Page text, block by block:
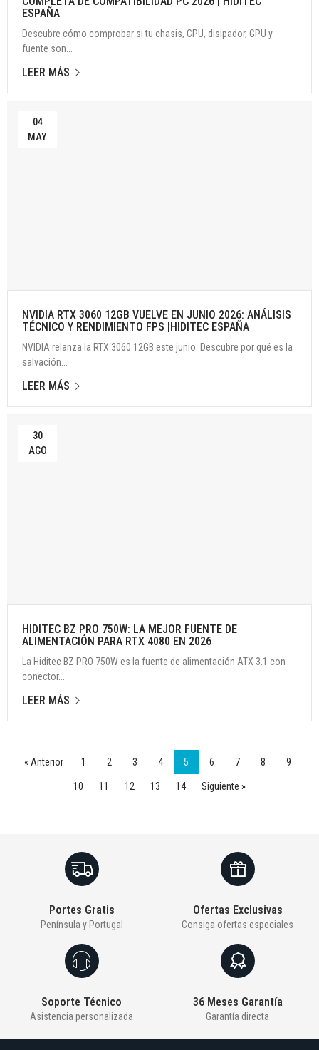
ESPAÑA
Descubre cómo comprobar si tu chasis, CPU, disipador, GPU y
fuente son...
LEER MÁS
04
MAY
NVIDIA RTX 3060 12GB VUELVE EN JUNIO 2026: ANÁLISIS
TÉCNICO Y RENDIMIENTO FPS |HIDITEC ESPAÑA
NVIDIA relanza la RTX 3060 12GB este junio. Descubre por qué es la
salvación...
LEER MÁS
30
AGO
HIDITEC BZ PRO 750W: LA MEJOR FUENTE DE
ALIMENTACIÓN PARA RTX 4080 EN 2026
La Hiditec BZ PRO 750W es la fuente de alimentación ATX 3.1 con
conector...
LEER MÁS
« Anterior 1 2 3 4 5 6 7 8 9
10 11 12 13 14 Siguiente »
Portes Gratis
Península y Portugal
Ofertas Exclusivas
Consiga ofertas especiales
Soporte Técnico
Asistencia personalizada
36 Meses Garantía
Garantía directa